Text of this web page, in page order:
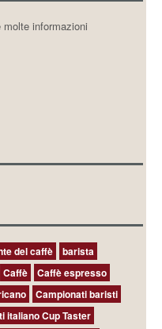
molte informazioni
del caffè
barista
Caffè
Caffè espresso
Campionati baristi
italiano Cup Taster